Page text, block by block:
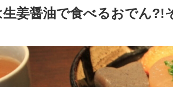
姜醤油で食べるおでん?!